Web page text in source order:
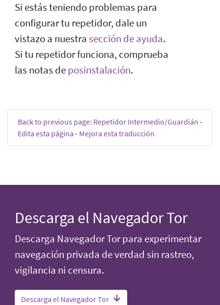
Si estás teniendo problemas para
configurar tu repetidor, dale un
vistazo a nuestra sección de ayuda.
Si tu repetidor funciona, comprueba
las notas deposinstalación.
Back to previous page: Repetidor Intermedio/Guardián -
Edita esta página - Mejora esta traducción
Descarga el Navegador Tor
Descarga Navegador Tor para experimentar
navegación privada de verdad sin rastreo,
vigilancia ni censura.
Descarga el Navegador Tor